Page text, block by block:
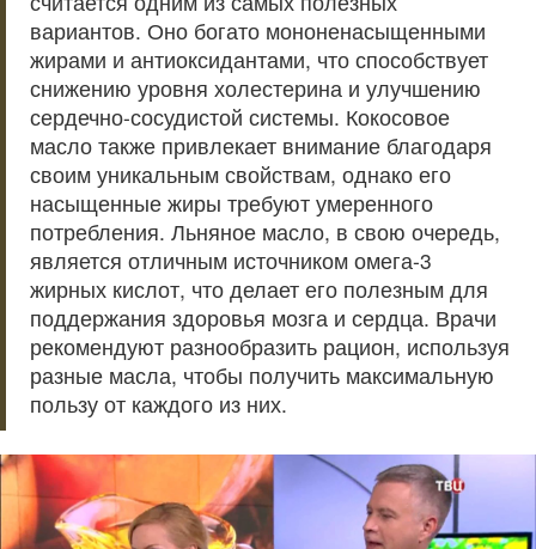
вариантов. Оно богато мононенасыщенными
жирами и антиоксидантами, что способствует
снижению уровня холестерина и улучшению
сердечно-сосудистой системы. Кокосовое
масло также привлекает внимание благодаря
своим уникальным свойствам, однако его
насыщенные жиры требуют умеренного
потребления. Льняное масло, в свою очередь,
является отличным источником омега-3
жирных кислот, что делает его полезным для
поддержания здоровья мозга и сердца. Врачи
рекомендуют разнообразить рацион, используя
разные масла, чтобы получить максимальную
пользу от каждого из них.